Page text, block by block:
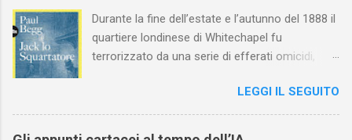
Durante la fine dell’estate e l’autunno del 1888 il
quartiere londinese di Whitechapel fu
terrorizzato da una serie di efferati omicidi,
assassino ribattezzato Jack lo Squartatore la
cui identità, tutt’oggi, resta ignota. Paul Begg in
Jack lo Squartatore: la vera storia , edito da
LEGGI IL SEGUITO